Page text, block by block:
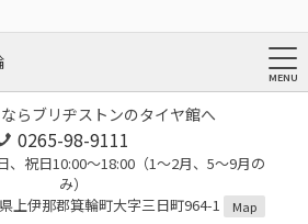
らブリヂストンのタイヤ館へ
0265-98-9111
、祝日10:00～18:00（1～2月、5～9月の
み）
上伊那郡箕輪町大字三日町964-1
Map